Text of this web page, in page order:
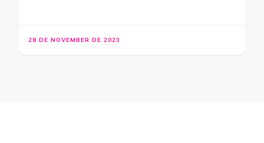
28 DE NOVEMBER DE 2023